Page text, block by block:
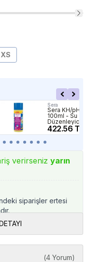
Sera
Sera KH/pH
100ml - Su
Düzenleyici
422.56 TL
verirseniz yarın
siparişler ertesi
(4 Yorum)